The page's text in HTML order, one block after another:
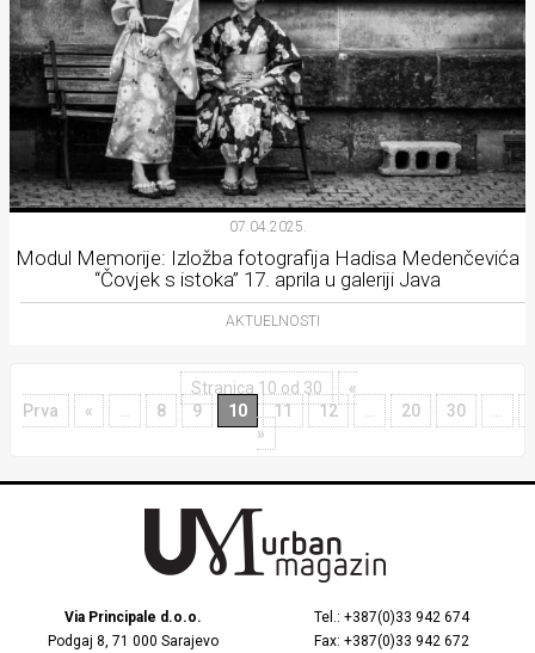
07.04.2025.
Modul Memorije: Izložba fotografija Hadisa Medenčevića
“Čovjek s istoka” 17. aprila u galeriji Java
AKTUELNOSTI
Stranica 10 od 30
«
Prva
« 8 9 10 11 12 20 30
»
Via Principale d.o.o.
Podgaj 8, 71 000 Sarajevo
Tel.: +387(0)33 942 674
Fax: +387(0)33 942 672